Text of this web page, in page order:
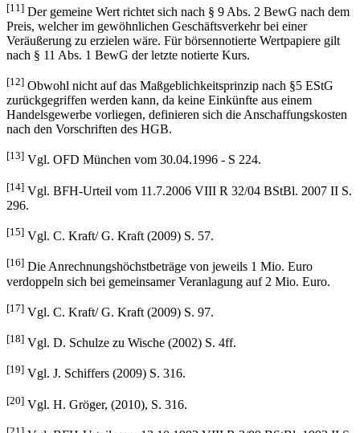
[11] Der gemeine Wert richtet sich nach § 9 Abs. 2 BewG nach dem
Preis, welcher im gewöhnlichen Geschäftsverkehr bei einer
Veräußerung zu erzielen wäre. Für börsennotierte Wertpapiere gilt
nach § 11 Abs. 1 BewG der letzte notierte Kurs.
[12] Obwohl nicht auf das Maßgeblichkeitsprinzip nach §5 EStG
zurückgegriffen werden kann, da keine Einkünfte aus einem
Handelsgewerbe vorliegen, definieren sich die Anschaffungskosten
nach den Vorschriften des HGB.
[13] Vgl. OFD München vom 30.04.1996 - S 224.
[14] Vgl. BFH-Urteil vom 11.7.2006 VIII R 32/04 BStBl. 2007 II S.
296.
[15] Vgl. C. Kraft/ G. Kraft (2009) S. 57.
[16] Die Anrechnungshöchstbeträge von jeweils 1 Mio. Euro
verdoppeln sich bei gemeinsamer Veranlagung auf 2 Mio. Euro.
[17] Vgl. C. Kraft/ G. Kraft (2009) S. 97.
[18] Vgl. D. Schulze zu Wische (2002) S. 4ff.
[19] Vgl. J. Schiffers (2009) S. 316.
[20] Vgl. H. Gröger, (2010), S. 316.